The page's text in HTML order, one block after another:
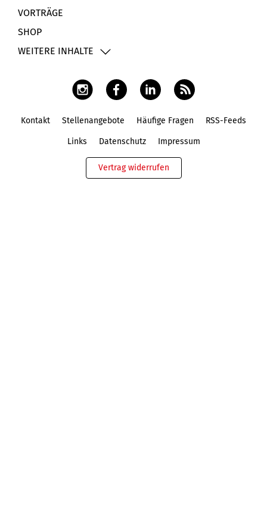
VORTRÄGE
SHOP
WEITERE INHALTE
Kontakt Stellenangebote Häufige Fragen RSS-Feeds
Links Datenschutz Impressum
Vertrag widerrufen